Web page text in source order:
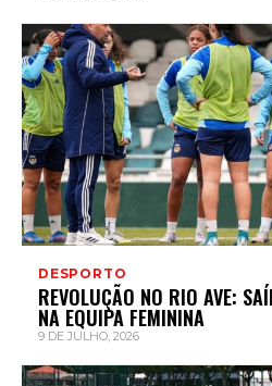
DESPORTO
REVOLUÇÃO NO RIO AVE:
NA EQUIPA FEMININA
9 DE JULHO, 2026